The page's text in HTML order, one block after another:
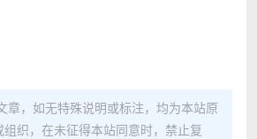
章，如无特殊说明或标注，均为本站原
织，在未征得本站同意时，禁止复